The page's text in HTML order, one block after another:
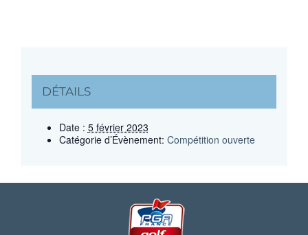
DÉTAILS
Date : 5 février 2023
Catégorie d’Évènement: Compétition ouverte